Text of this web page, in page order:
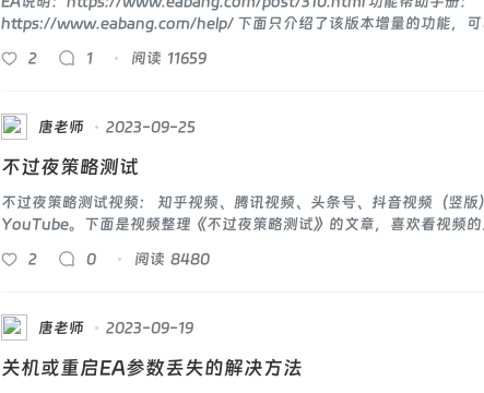
https://www.eabang.com/help/ 下面只介绍了该版本增量的功能，可
2 1 阅读 11659
唐老师 2023-09-25
不过夜策略测试
不过夜策略测试视频： 知乎视频、腾讯视频、头条号、抖音视频（竖版
YouTube。下面是视频整理《不过夜策略测试》的文章，喜欢看视频
2 0 阅读 8480
唐老师 2023-09-19
关机或重启EA参数丢失的解决方法